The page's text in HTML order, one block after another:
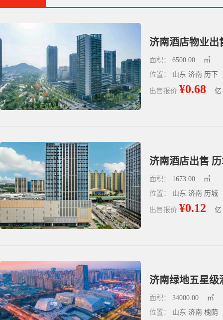
济南酒店物业出
面积： 6500.00
㎡
位置： 山东 济南 历下
出售报价:¥0.68 亿
济南酒店出售
面积： 1673.00
㎡
位置： 山东 济南 历城
出售报价:¥0.12 亿
济南绿地五星级
面积： 34000.00
㎡
位置： 山东 济南 槐荫